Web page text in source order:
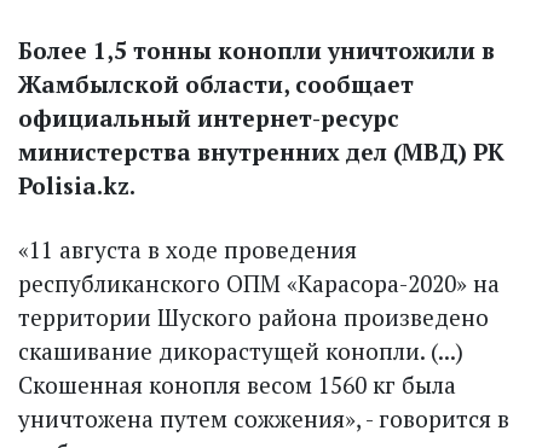
Более 1,5 тонны конопли уничтожили в
Жамбылской области, сообщает
официальный интернет-ресурс
министерства внутренних дел (МВД) РК
Polisia.kz.
«11 августа в ходе проведения
республиканского ОПМ «Карасора-2020» на
территории Шуского района произведено
скашивание дикорастущей конопли. (...)
Скошенная конопля весом 1560 кг была
уничтожена путем сожжения», - говорится в